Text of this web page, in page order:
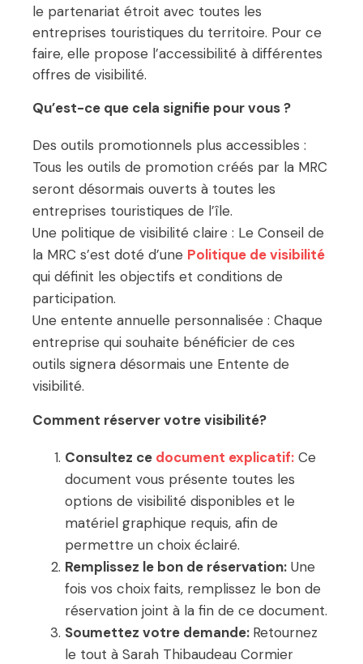
le partenariat étroit avec toutes les
entreprises touristiques du territoire. Pour ce
faire, elle propose l’accessibilité à différentes
offres de visibilité.
Qu’est-ce que cela signifie pour vous ?
Des outils promotionnels plus accessibles :
Tous les outils de promotion créés par la MRC
seront désormais ouverts à toutes les
entreprises touristiques de l’île.
Une politique de visibilité claire : Le Conseil de
la MRC s’est doté d’une Politique de visibilité
qui définit les objectifs et conditions de
participation.
Une entente annuelle personnalisée : Chaque
entreprise qui souhaite bénéficier de ces
outils signera désormais une Entente de
visibilité.
Comment réserver votre visibilité?
Consultez ce document explicatif: Ce
document vous présente toutes les
options de visibilité disponibles et le
matériel graphique requis, afin de
permettre un choix éclairé.
Remplissez le bon de réservation: Une
fois vos choix faits, remplissez le bon de
réservation joint à la fin de ce document.
Soumettez votre demande: Retournez
le tout à Sarah Thibaudeau Cormier